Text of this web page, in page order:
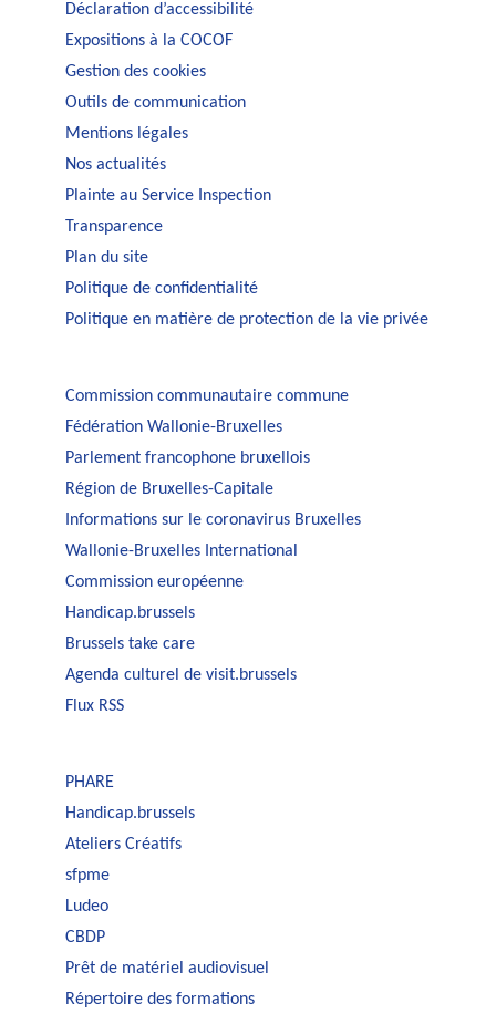
Déclaration d’accessibilité
Expositions à la COCOF
Gestion des cookies
Outils de communication
Mentions légales
Nos actualités
Plainte au Service Inspection
Transparence
Plan du site
Politique de confidentialité
Politique en matière de protection de la vie privée
Commission communautaire commune
Fédération Wallonie-Bruxelles
Parlement francophone bruxellois
Région de Bruxelles-Capitale
Informations sur le coronavirus Bruxelles
Wallonie-Bruxelles International
Commission européenne
Handicap.brussels
Brussels take care
Agenda culturel de visit.brussels
Flux RSS
PHARE
Handicap.brussels
Ateliers Créatifs
sfpme
Ludeo
CBDP
Prêt de matériel audiovisuel
Répertoire des formations